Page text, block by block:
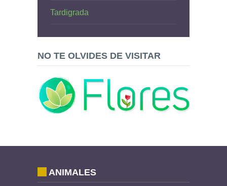
Tardigrada
NO TE OLVIDES DE VISITAR
ANIMALES